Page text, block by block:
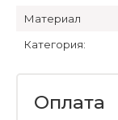
Материал
Категория:
Оплата